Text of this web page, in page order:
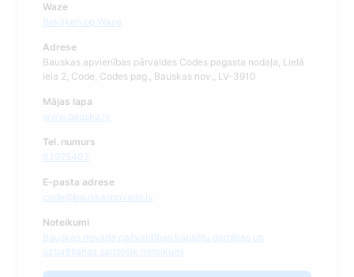
Waze
Bekijken op Waze
Adrese
Bauskas apvienības pārvaldes Codes pagasta nodaļa, Lielā
iela 2, Code, Codes pag., Bauskas nov., LV-3910
Mājas lapa
www.bauska.lv
Tel. numurs
63925402
E-pasta adrese
code@bauskasnovads.lv
Noteikumi
Bauskas novada pašvaldības kapsētu darbības un
uzturēšanas saistošie noteikumi